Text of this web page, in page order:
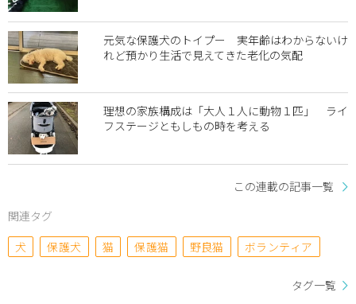
元気な保護犬のトイプー 実年齢はわからないけ
れど預かり生活で見えてきた老化の気配
理想の家族構成は「大人１人に動物１匹」 ライ
フステージともしもの時を考える
この連載の記事一覧
関連タグ
犬
保護犬 猫 保護猫 野良猫 ボランティア
タグ一覧